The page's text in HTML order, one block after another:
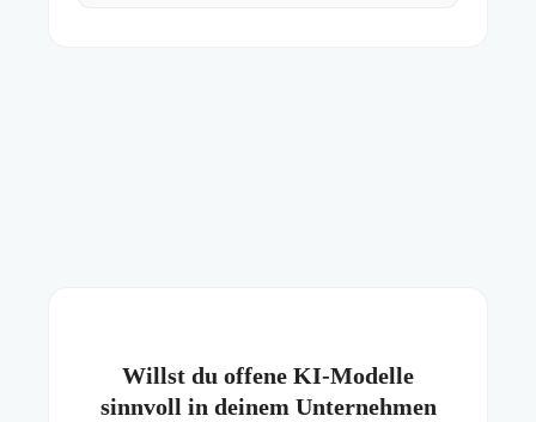
Willst du offene KI-Modelle
sinnvoll in deinem Unternehmen